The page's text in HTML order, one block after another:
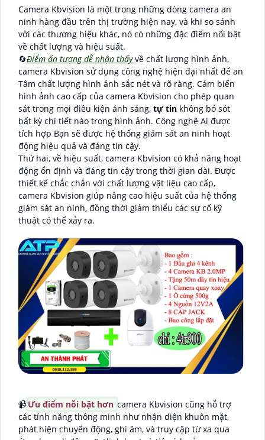
Camera Kbvision là một trong những dòng camera an
ninh hàng đầu trên thị trường hiện nay, và khi so sánh
với các thương hiệu khác, nó có những đặc điểm nổi bật
về chất lượng và hiệu suất.
🔄Điểm ấn tượng dễ nhận thấyvề chất lượng hình ảnh,
camera Kbvision sử dụng công nghệ hiện đại nhất để an
Tâm chất lượng hình ảnh sắc nét và rõ ràng. Cảm biến
hình ảnh cao cấp của camera Kbvision cho phép quan
sát trong mọi điều kiện ánh sáng, tự tin không bỏ sót
bất kỳ chi tiết nào trong hình ảnh. Công nghệ Ai được
tích hợp Bạn sẽ được hệ thống giám sát an ninh hoạt
động hiệu quả và đáng tin cậy.
Thứ hai, về hiệu suất, camera Kbvision có khả năng hoạt
động ổn định và đáng tin cậy trong thời gian dài. Được
thiết kế chắc chắn với chất lượng vật liệu cao cấp,
camera Kbvision giúp nâng cao hiệu suất của hệ thống
giám sát an ninh, đồng thời giảm thiểu các sự cố kỹ
thuật có thể xảy ra.
📹 Ưu điểm nỗi bật hơn camera Kbvision cũng hỗ trợ
các tính năng thông minh như nhận diện khuôn mặt,
phát hiện chuyển động, ghi âm, và truy cập từ xa qua